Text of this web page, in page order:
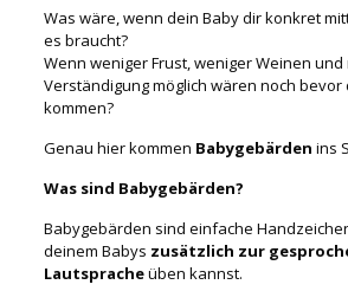
Was wäre, wenn dein Baby dir konkret
es braucht?
Wenn weniger Frust, weniger Weinen und
Verständigung möglich wären noch
kommen?
Genau hier kommen Babygebärden ins
Was sind Babygebärden?
Babygebärden sind einfache
deinem Babys zusätzlich zur
Lautspracheüben kannst.